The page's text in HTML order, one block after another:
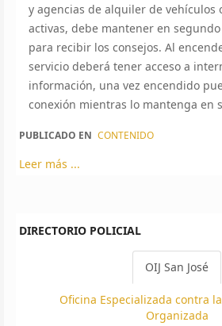
y agencias de alquiler de vehículos
activas, debe mantener en
para recibir los consejos. Al
servicio deberá tener acceso a
información, una vez encendido
conexión mientras lo mantenga en
PUBLICADO EN CONTENIDO
Leer más ...
DIRECTORIO POLICIAL
OIJ San José
Oficina Especializada contra
Organizada